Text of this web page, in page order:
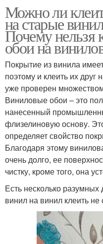
Можно ли
на старые
Почему нельзя
обои на
Покрытие из винила
поэтому и клеить их друг
уже проверен
Виниловые обои – это
нанесенный
флизелиновую основу.
определяет свойство
Благодаря этому
очень долго, ее
чистку, кроме того, она
Есть несколько разумных
винил на винил клеить не